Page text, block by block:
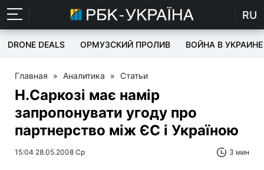
RU
DRONE DEALS ОРМУЗСКИЙ ПРОЛИВ ВОЙНА В УКРАИНЕ
Главная » Аналитика » Статьи
Н.Саркозі має намір
запропонувати угоду про
партнерство між ЄС і Україною
15:04 28.05.2008 Ср 3 мин